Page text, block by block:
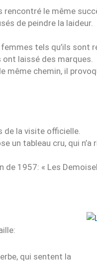
rencontré le même
de peindre la laideur.
tels qu’ils sont
laissé des marques.
même chemin, il
de la visite officielle.
un tableau cru, qui n’a
de 1957: « Les
qui sentent la